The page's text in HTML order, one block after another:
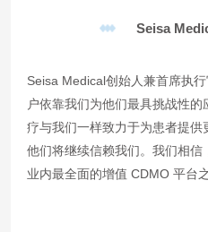
Seisa
Seisa Medical创始人兼首席执
户依靠我们为他们最具挑战性
疗与我们一样致力于为患者提
他们将继续信赖我们。我们相
业内最全面的增值 CDMO 平台